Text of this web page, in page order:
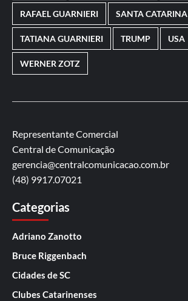
RAFAEL GUARNIERI SANTA CATARINA
TATIANA GUARNIERI TRUMP USA
WERNER ZOTZ
Representante Comercial
Central de Comunicação
gerencia@centralcomunicacao.com.br
(48) 9917.07021
Categorias
Adriano Zanotto
Bruce Riggenbach
Cidades de SC
Clubes Catarinenses